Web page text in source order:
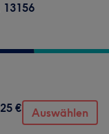
13156
25 € Auswählen